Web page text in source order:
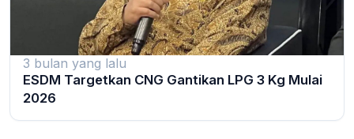
3 bulan yang lalu
ESDM Targetkan CNG Gantikan LPG 3 Kg Mulai
2026